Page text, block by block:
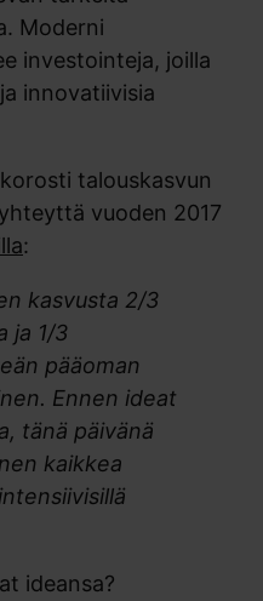
Moderni
investointeja, joilla
innovatiivisia
talouskasvun
vuoden 2017
:
kasvusta 2/3
ja 1/3
pääoman
Ennen ideat
tänä päivänä
kaikkea
ideansa?